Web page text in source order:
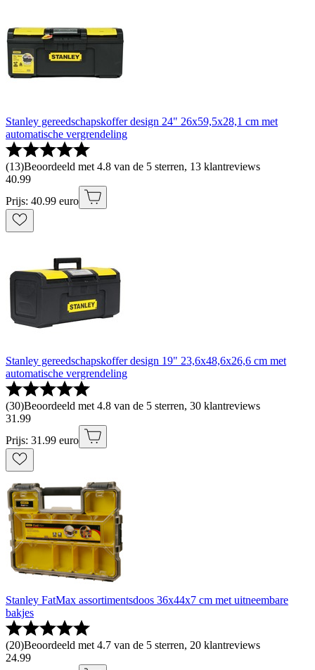
Stanley gereedschapskoffer design 24" 26x59,5x28,1 cm met
automatische vergrendeling
(13)Beoordeeld met 4.8 van de 5 sterren, 13 klantreviews
40.99
Prijs: 40.99 euro
Stanley gereedschapskoffer design 19" 23,6x48,6x26,6 cm met
automatische vergrendeling
(30)Beoordeeld met 4.8 van de 5 sterren, 30 klantreviews
31 .99
Prijs: 31.99 euro
Stanley FatMax assortimentsdoos 36x44x7 cm met uitneembare
bakjes
(20)Beoordeeld met 4.7 van de 5 sterren, 20 klantreviews
24.99